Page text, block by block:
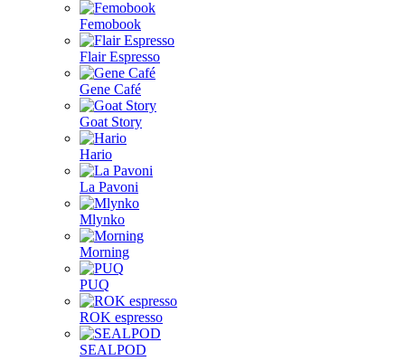
Femobook
Flair Espresso
Gene Café
Goat Story
Hario
La Pavoni
Mlynko
Morning
PUQ
ROK espresso
SEALPOD